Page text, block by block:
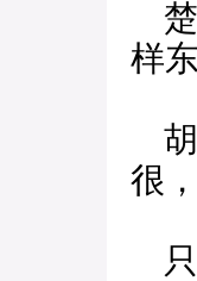
楚
样
胡
很
只